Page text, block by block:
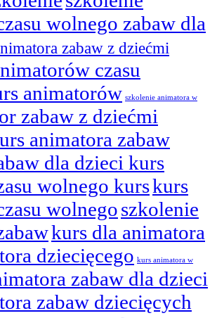
wolnego zabaw dla
zabaw z dziećmi
czasu
animatorów szkolenie animatora w
zabaw z dziećmi
animatora zabaw
dla dzieci kurs
wolnego kurskurs
wolnegoszkolenie
kurs dla animatora
dziecięcego kurs animatora w
zabaw dla dzieci
zabaw dziecięcych